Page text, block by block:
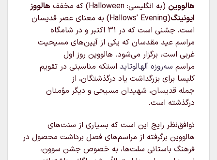
هالووین (به انگلیسی: Halloween) که مخفف هالووز
ایونینگ
(Hallows’ Evening) به معنای عصر قدیسان
است، جشنی است که در ۳۱ اکتبر و در شامگاه
مراسم عید مقدسان که یکی از آیین‌های مسیحیت
غربی است، برگزار می‌شود. هالووین روز اول
مراسم سه‌روزه آلهالوتاید استکه مناسبتی در تقویم
کلیسا برای بزرگداشت یاد درگذشتگان، از
جمله قدیسان، شهیدان مسیحی و دیگر مؤمنان
درگذشته است.
توافق‌نظر رایج این است که بسیاری از سنت‌های
هالووین برگرفته از مراسم‌های فصل برداشت محصول در
فرهنگ باستانی سلت‌ها، به خصوص جشن سوون،